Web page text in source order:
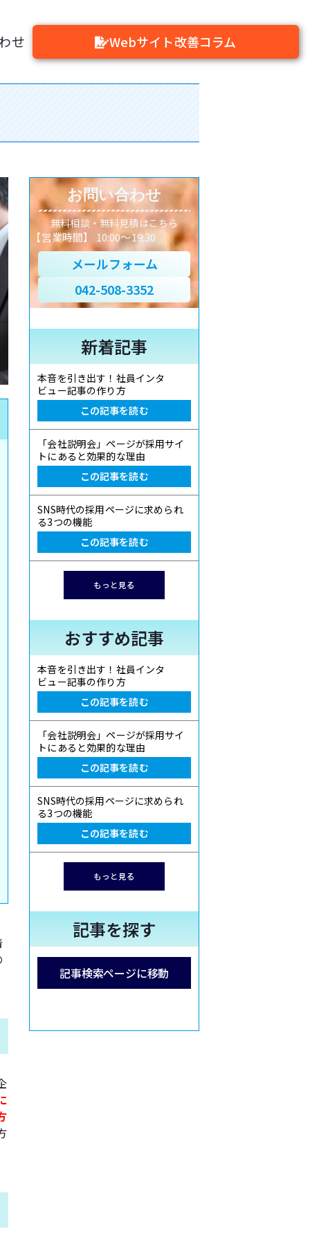
せ Webサイト改善コラム
お問い合わせ
無料相談・無料見積はこちら
【営業時間】 10:00～19:30
メールフォーム
042-508-3352
新着記事
本音を引き出す！社員インタ
ビュー記事の作り方
この記事を読む
「会社説明会」ページが採用サイ
トにあると効果的な理由
この記事を読む
SNS時代の採用ページに求められ
る3つの機能
この記事を読む
もっと見る
おすすめ記事
本音を引き出す！社員インタ
ビュー記事の作り方
この記事を読む
「会社説明会」ページが採用サイ
トにあると効果的な理由
この記事を読む
SNS時代の採用ページに求められ
る3つの機能
この記事を読む
もっと見る
記事を探す
記事検索ページに移動